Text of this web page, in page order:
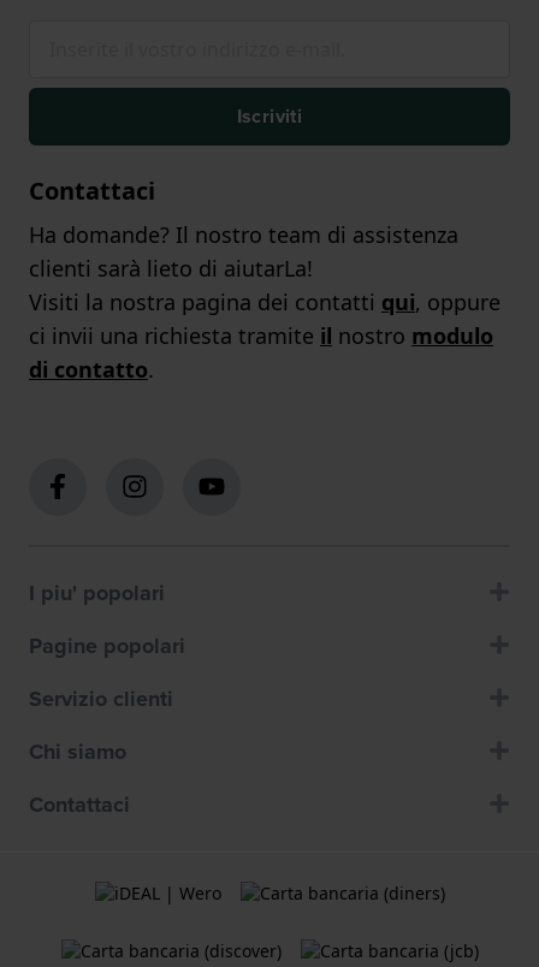
Iscriviti
Contattaci
Ha domande? Il nostro team di assistenza
clienti sarà lieto di aiutarLa!
Visiti la nostra pagina dei contatti qui, oppure
ci invii una richiesta tramite il nostro modulo
di contatto.
I piu' popolari
Pagine popolari
Servizio clienti
Chi siamo
Contattaci